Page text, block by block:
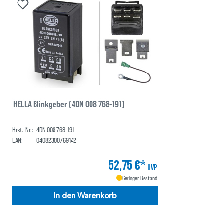
HELLA Blinkgeber (4DN 008 768-191)
Hrst.-Nr.: 4DN 008 768-191
EAN:
04082300769142
52,75 €* UVP
Geringer Bestand
In den Warenkorb